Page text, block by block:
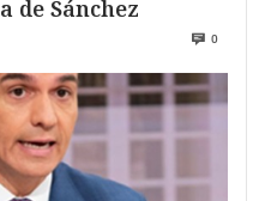
de Sánchez
0